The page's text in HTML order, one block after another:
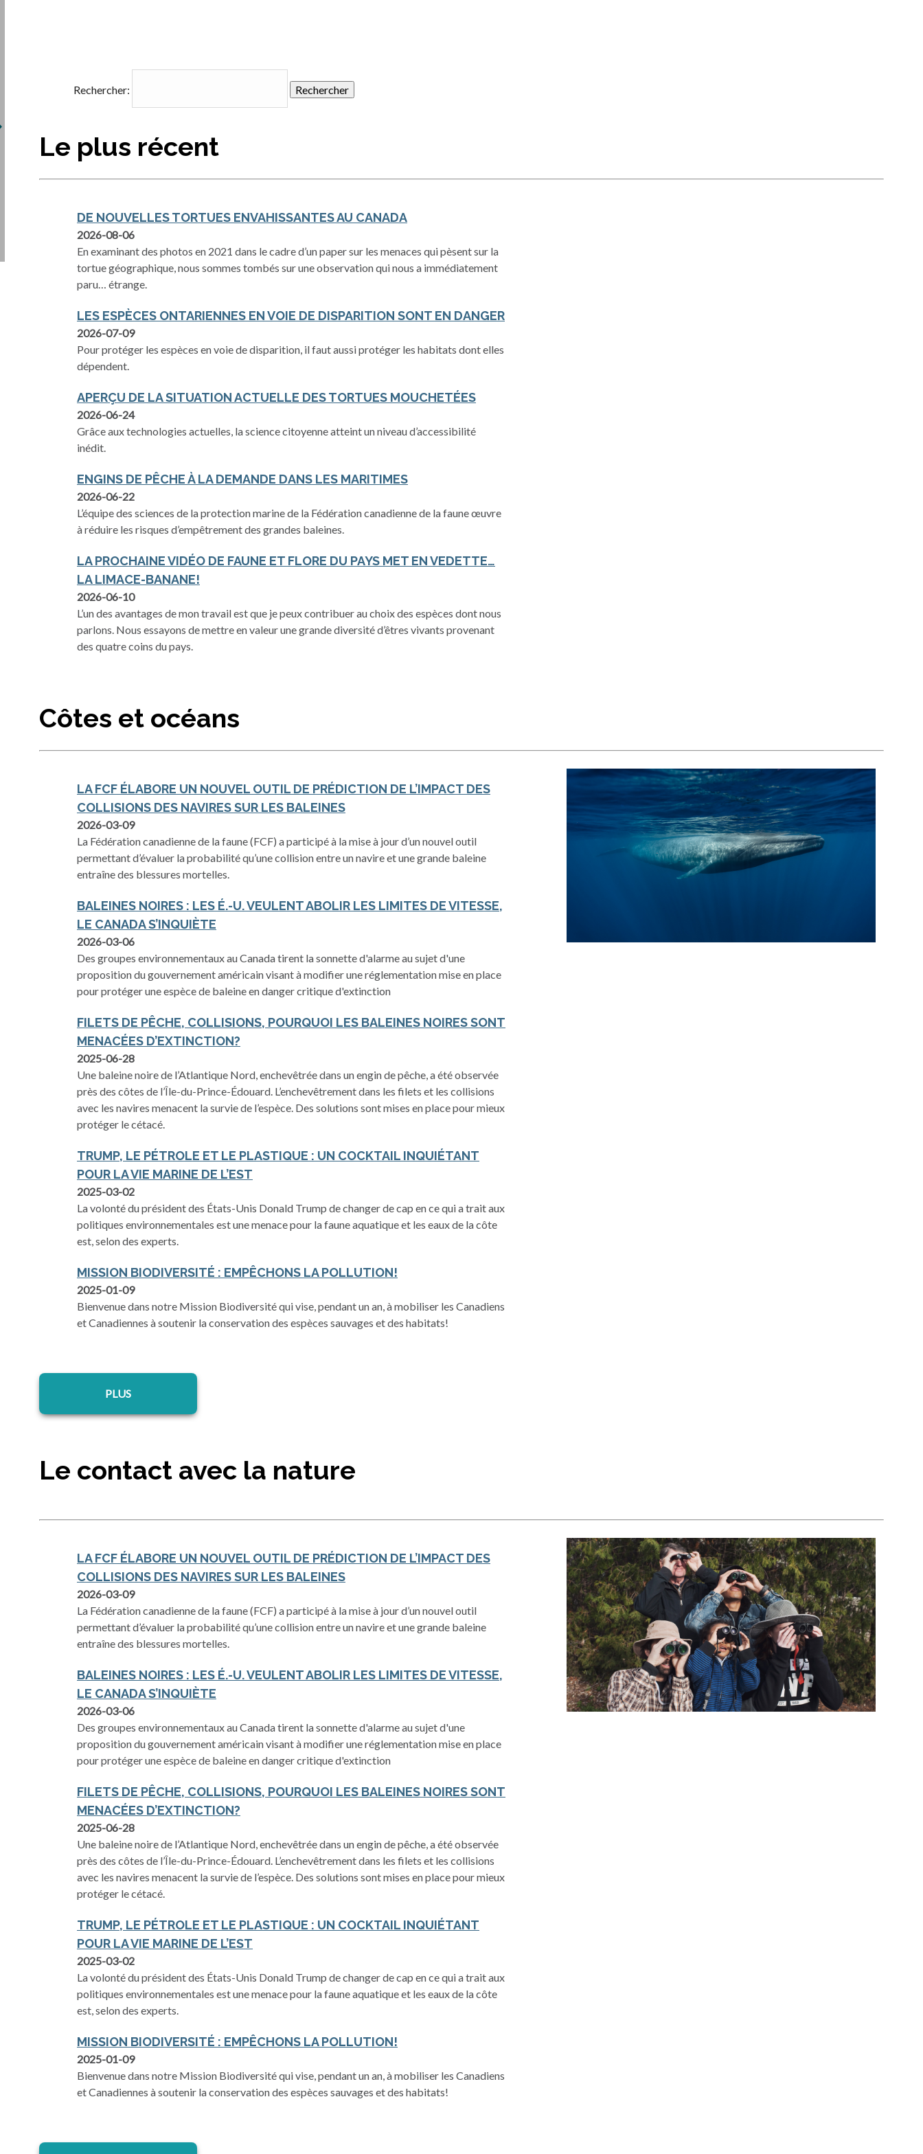
Rechercher:
Le plus récent
DE NOUVELLES TORTUES ENVAHISSANTES AU CANADA
s’ouvre dans un nouvel onglet
2026-08-06
En examinant des photos en 2021 dans le cadre d’un paper sur les menaces qui pèsent sur la
tortue géographique, nous sommes tombés sur une observation qui nous a immédiatement
paru… étrange.
LES ESPÈCES ONTARIENNES EN VOIE DE DISPARITION SONT EN DANGER
s’ouvre dans un nouvel onglet
2026-07-09
Pour protéger les espèces en voie de disparition, il faut aussi protéger les habitats dont elles
dépendent.
APERÇU DE LA SITUATION ACTUELLE DES TORTUES MOUCHETÉES
s’ouvre dans un nouvel onglet
2026-06-24
Grâce aux technologies actuelles, la science citoyenne atteint un niveau d’accessibilité
inédit.
ENGINS DE PÊCHE À LA DEMANDE DANS LES MARITIMES
s’ouvre dans un nouvel onglet
2026-06-22
L’équipe des sciences de la protection marine de la Fédération canadienne de la faune œuvre
à réduire les risques d’empêtrement des grandes baleines.
LA PROCHAINE VIDÉO DE FAUNE ET FLORE DU PAYS MET EN VEDETTE…
LA LIMACE-BANANE!
s’ouvre dans un nouvel onglet
2026-06-10
L’un des avantages de mon travail est que je peux contribuer au choix des espèces dont nous
parlons. Nous essayons de mettre en valeur une grande diversité d’êtres vivants provenant
des quatre coins du pays.
Côtes et océans
LA FCF ÉLABORE UN NOUVEL OUTIL DE PRÉDICTION DE L’IMPACT DES
COLLISIONS DES NAVIRES SUR LES BALEINES
2026-03-09
La Fédération canadienne de la faune (FCF) a participé à la mise à jour d’un nouvel outil
permettant d’évaluer la probabilité qu’une collision entre un navire et une grande baleine
entraîne des blessures mortelles.
BALEINES NOIRES : LES É.-U. VEULENT ABOLIR LES LIMITES DE VITESSE,
LE CANADA S’INQUIÈTE
2026-03-06
Des groupes environnementaux au Canada tirent la sonnette d'alarme au sujet d'une
proposition du gouvernement américain visant à modifier une réglementation mise en place
pour protéger une espèce de baleine en danger critique d'extinction
FILETS DE PÊCHE, COLLISIONS, POURQUOI LES BALEINES NOIRES SONT
MENACÉES D’EXTINCTION?
2025-06-28
Une baleine noire de l’Atlantique Nord, enchevêtrée dans un engin de pêche, a été observée
près des côtes de l’Île-du-Prince-Édouard. L’enchevêtrement dans les filets et les collisions
avec les navires menacent la survie de l’espèce. Des solutions sont mises en place pour mieux
protéger le cétacé.
TRUMP, LE PÉTROLE ET LE PLASTIQUE : UN COCKTAIL INQUIÉTANT
POUR LA VIE MARINE DE L’EST
2025-03-02
La volonté du président des États-Unis Donald Trump de changer de cap en ce qui a trait aux
politiques environnementales est une menace pour la faune aquatique et les eaux de la côte
est, selon des experts.
MISSION BIODIVERSITÉ : EMPÊCHONS LA POLLUTION!
2025-01-09
Bienvenue dans notre Mission Biodiversité qui vise, pendant un an, à mobiliser les Canadiens
et Canadiennes à soutenir la conservation des espèces sauvages et des habitats!
PLUS
s’ouvre dans un nouvel onglet
Le contact avec la nature
LA FCF ÉLABORE UN NOUVEL OUTIL DE PRÉDICTION DE L’IMPACT DES
COLLISIONS DES NAVIRES SUR LES BALEINES
2026-03-09
La Fédération canadienne de la faune (FCF) a participé à la mise à jour d’un nouvel outil
permettant d’évaluer la probabilité qu’une collision entre un navire et une grande baleine
entraîne des blessures mortelles.
BALEINES NOIRES : LES É.-U. VEULENT ABOLIR LES LIMITES DE VITESSE,
LE CANADA S’INQUIÈTE
2026-03-06
Des groupes environnementaux au Canada tirent la sonnette d'alarme au sujet d'une
proposition du gouvernement américain visant à modifier une réglementation mise en place
pour protéger une espèce de baleine en danger critique d'extinction
FILETS DE PÊCHE, COLLISIONS, POURQUOI LES BALEINES NOIRES SONT
MENACÉES D’EXTINCTION?
2025-06-28
Une baleine noire de l’Atlantique Nord, enchevêtrée dans un engin de pêche, a été observée
près des côtes de l’Île-du-Prince-Édouard. L’enchevêtrement dans les filets et les collisions
avec les navires menacent la survie de l’espèce. Des solutions sont mises en place pour mieux
protéger le cétacé.
TRUMP, LE PÉTROLE ET LE PLASTIQUE : UN COCKTAIL INQUIÉTANT
POUR LA VIE MARINE DE L’EST
2025-03-02
La volonté du président des États-Unis Donald Trump de changer de cap en ce qui a trait aux
politiques environnementales est une menace pour la faune aquatique et les eaux de la côte
est, selon des experts.
MISSION BIODIVERSITÉ : EMPÊCHONS LA POLLUTION!
2025-01-09
Bienvenue dans notre Mission Biodiversité qui vise, pendant un an, à mobiliser les Canadiens
et Canadiennes à soutenir la conservation des espèces sauvages et des habitats!
s’ouvre dans un nouvel onglet